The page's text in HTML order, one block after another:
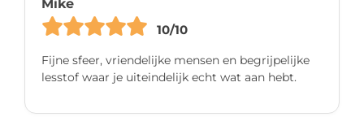
Mike
10/10
Fijne sfeer, vriendelijke mensen en begrijpelijke
lesstof waar je uiteindelijk echt wat aan hebt.